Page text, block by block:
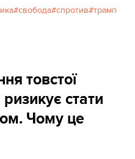
свобода спротив трамп
товстої
стати
Чому це